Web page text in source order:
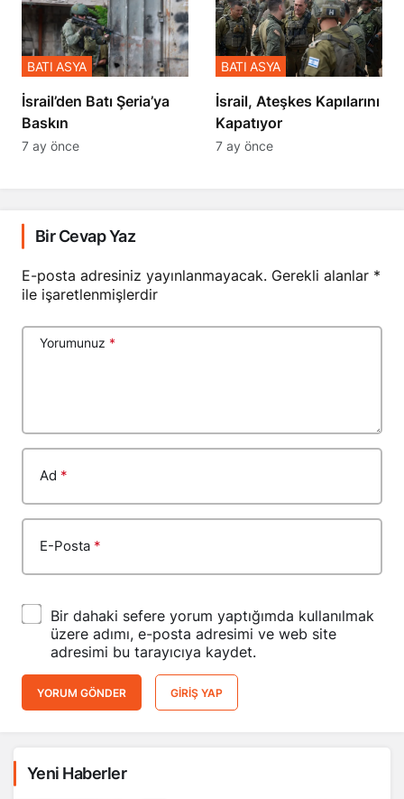
​​​​​​​İsrail’den Batı Şeria’ya
Baskın
BATI ASYA
7 ay önce
İsrail, Ateşkes Kapılarını
Kapatıyor
BATI ASYA
7 ay önce
Bir Cevap Yaz
E-posta adresiniz yayınlanmayacak. Gerekli alanlar *
ile işaretlenmişlerdir
Yorumunuz *
Ad *
E-Posta *
Bir dahaki sefere yorum yaptığımda kullanılmak
üzere adımı, e-posta adresimi ve web site
adresimi bu tarayıcıya kaydet.
YORUM GÖNDER GIRIŞ YAP
Yeni Haberler